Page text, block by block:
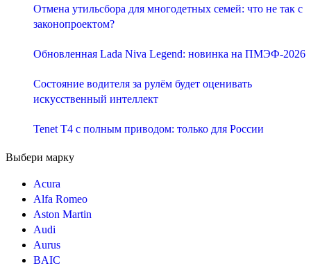
Отмена утильсбора для многодетных семей: что не так с
законопроектом?
Обновленная Lada Niva Legend: новинка на ПМЭФ-2026
Состояние водителя за рулём будет оценивать
искусственный интеллект
Tenet T4 с полным приводом: только для России
Выбери марку
Acura
Alfa Romeo
Aston Martin
Audi
Aurus
BAIC